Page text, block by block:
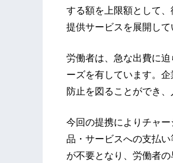
する額を上限額として
提供サービスを展開して
労働者は、急な出費に
ーズを有しています。
防止を図ることができ
今回の提携によりチャ
品・サービスへの支払
が不要となり、労働者